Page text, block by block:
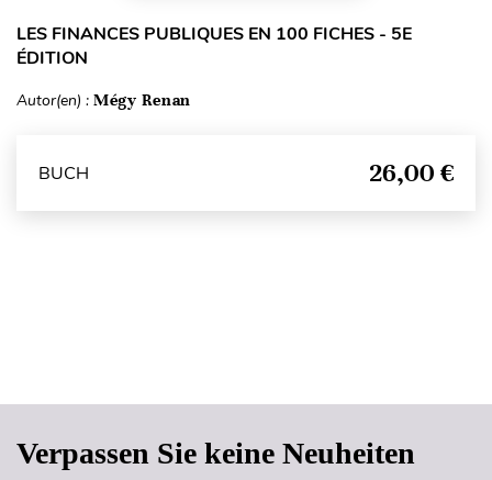
LES FINANCES PUBLIQUES EN 100 FICHES - 5E
ÉDITION
Autor(en) : Mégy Renan
BUCH 26,00 €
Verpassen Sie keine Neuheiten